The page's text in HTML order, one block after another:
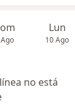
Lun
10 Ago
no está